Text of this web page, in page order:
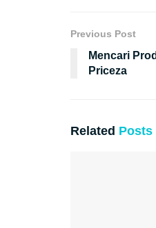
Previous Post
Mencari
Priceza
Related Posts